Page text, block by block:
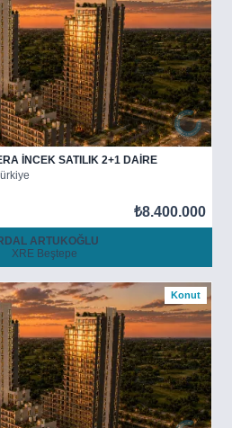
İNCEK SATILIK 2+1 DAİRE
₺8.400.000
ARTUKOĞLU
XRE Beştepe
Konut